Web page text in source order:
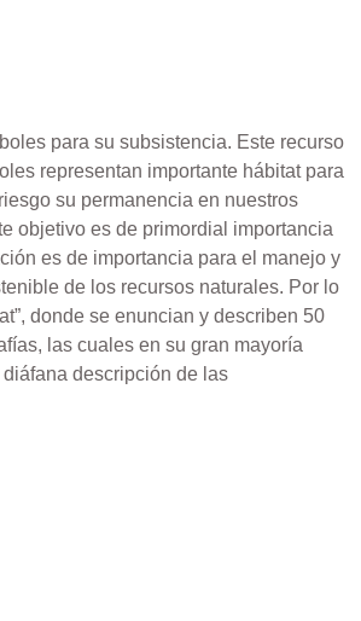
para su subsistencia. Este recurso
representan importante hábitat para
su permanencia en nuestros
objetivo es de primordial importancia
es de importancia para el manejo y
de los recursos naturales. Por lo
donde se enuncian y describen 50
las cuales en su gran mayoría
descripción de las